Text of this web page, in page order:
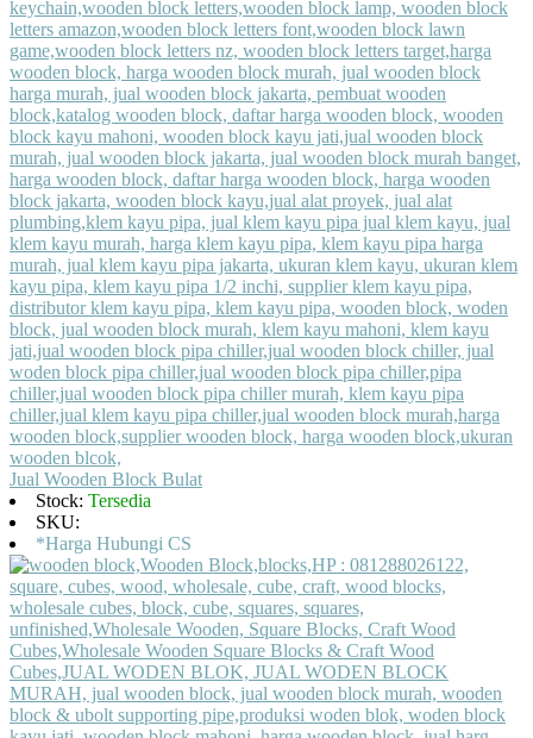
Jual Wooden Block Bulat
Stock: Tersedia
SKU:
*Harga Hubungi CS